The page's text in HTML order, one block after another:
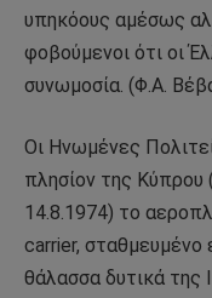
υπηκόους αμέσως
φοβούμενοι ότι οι
συνωμοσία. (Φ.Α.
Οι Ηνωμένες
πλησίον της Κύπρου
14.8.1974) το
carrier, σταθμευμένο
θάλασσα δυτικά της